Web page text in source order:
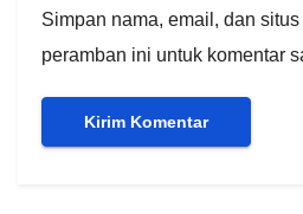
Simpan nama, email, dan
peramban ini untuk komentar